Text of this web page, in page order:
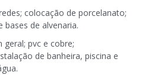
colocação de porcelanato;
bases de alvenaria.
geral; pvc e cobre;
de banheira, piscina e